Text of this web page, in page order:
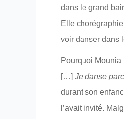
dans le grand
Elle
voir danser dans
Pourquoi Mounia
[…] Je danse
durant son
l’avait invité.